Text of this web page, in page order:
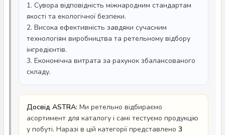
1. Сувора відповідність міжнародним стандартам
якості та екологічної безпеки.
2. Висока ефективність завдяки сучасним
технологіям виробництва та ретельному відбору
інгредієнтів.
3. Економічна витрата за рахунок збалансованого
складу.
Досвід ASTRA: Ми ретельно відбираємо
асортимент для каталогу і самі тестуємо продукцію
у побуті. Наразі в цій категорії представлено 3